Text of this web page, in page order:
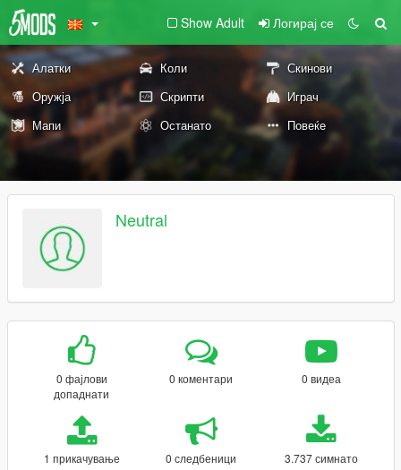
Show Adult Логирај се
Алатки Коли
Скинови
Оружја
Скрипти
Играч
Мапи
Останато Повеќе
Neutral
0 фајлови
допаднати
0 коментари 0 видеа
1 прикачување 0 следбеници 3.737 симнато